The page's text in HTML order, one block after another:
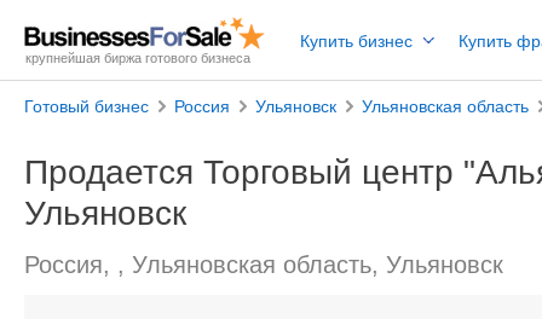
крупнейшая биржа готового бизнеса
Купить бизнес Купить
Готовый бизнес Россия Ульяновск Ульяновская область
Продается Торговый центр
Ульяновск
Россия, , Ульяновская область, Ульяновск